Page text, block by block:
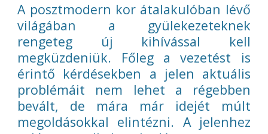
A posztmodern kor átalakulóban lévő
világában a gyülekezeteknek
rengeteg új kihívással kell
megküzdeniük. Főleg a vezetést is
érintő kérdésekben a jelen aktuális
problémáit nem lehet a régebben
bevált, de mára már idejét múlt
megoldásokkal elintézni. A jelenhez